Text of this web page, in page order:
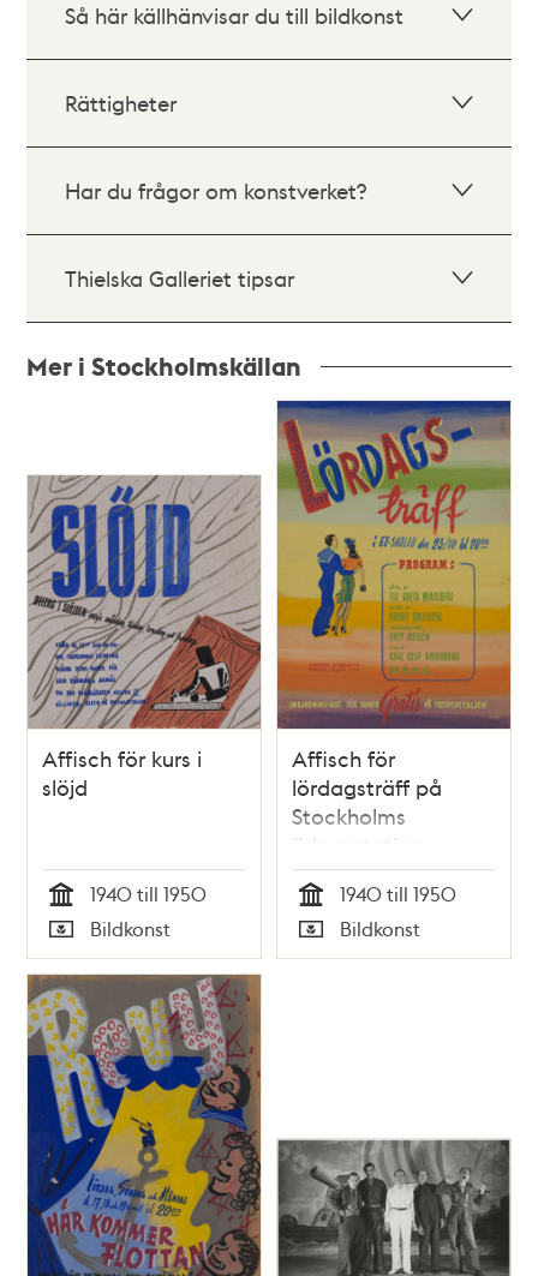
Så här källhänvisar du till bildkonst
Rättigheter
Har du frågor om konstverket?
Thielska Galleriet tipsar
Mer i Stockholmskällan
och
teman
Affisch för kurs i
slöjd
Tid
1940 till 1950
Typ
Bildkonst
Affisch för
lördagsträff på
Stockholms
örlogsstation
Tid
1940 till 1950
Typ
Bildkonst